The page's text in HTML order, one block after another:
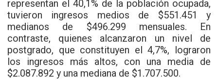
representan el 40,1% de la población ocupada,
tuvieron ingresos medios de $551.451 y
medianos de $496.299 mensuales. En
contraste, quienes alcanzaron un nivel de
postgrado, que constituyen el 4,7%, lograron
los ingresos más altos, con una media de
$2.087.892 y una mediana de $1.707.500.